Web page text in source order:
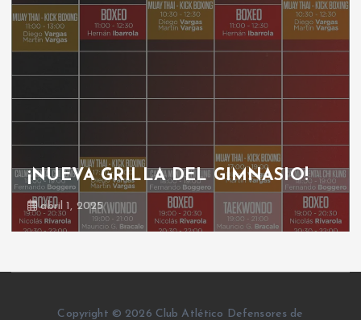
¡NUEVA GRILLA DEL GIMNASIO!
abril 1, 2025
Copyright © 2026 Club Atlético Defensores de